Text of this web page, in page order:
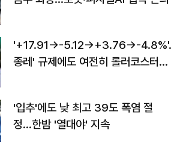
'+17.91→-5.12→+3.76→-4.8%'…'
종레' 규제에도 여전히 롤러코스터
'입추'에도 낮 최고 39도 폭염 절
정…한밤 '열대야' 지속